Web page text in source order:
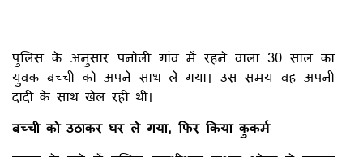
पुलिस के अनुसार पनोली गांव में रहने वाला 30 साल का
युवक बच्ची को अपने साथ ले गया। उस समय वह अपनी
दादी के साथ खेल रही थी।
बच्ची को उठाकर घर ले गया, फिर किया कुकर्म